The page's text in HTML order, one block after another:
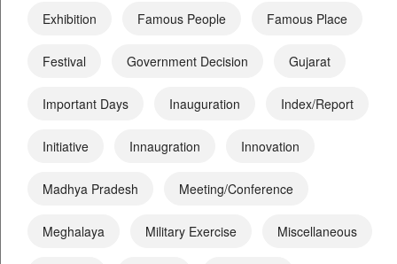
Exhibition Famous People Famous Place
Festival Government Decision Gujarat
Important Days Inauguration Index/Report
Initiative Innaugration Innovation
Madhya Pradesh Meeting/Conference
Meghalaya Military Exercise Miscellaneous